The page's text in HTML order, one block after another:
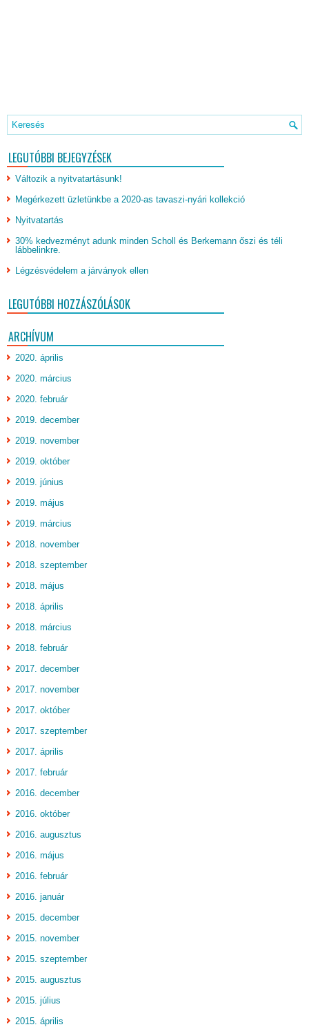
LEGUTÓBBI BEJEGYZÉSEK
Változik a nyitvatartásunk!
Megérkezett üzletünkbe a 2020-as tavaszi-nyári kollekció
Nyitvatartás
30% kedvezményt adunk minden Scholl és Berkemann őszi és téli
lábbelinkre.
Légzésvédelem a járványok ellen
LEGUTÓBBI HOZZÁSZÓLÁSOK
ARCHÍVUM
2020. április
2020. március
2020. február
2019. december
2019. november
2019. október
2019. június
2019. május
2019. március
2018. november
2018. szeptember
2018. május
2018. április
2018. március
2018. február
2017. december
2017. november
2017. október
2017. szeptember
2017. április
2017. február
2016. december
2016. október
2016. augusztus
2016. május
2016. február
2016. január
2015. december
2015. november
2015. szeptember
2015. augusztus
2015. július
2015. április